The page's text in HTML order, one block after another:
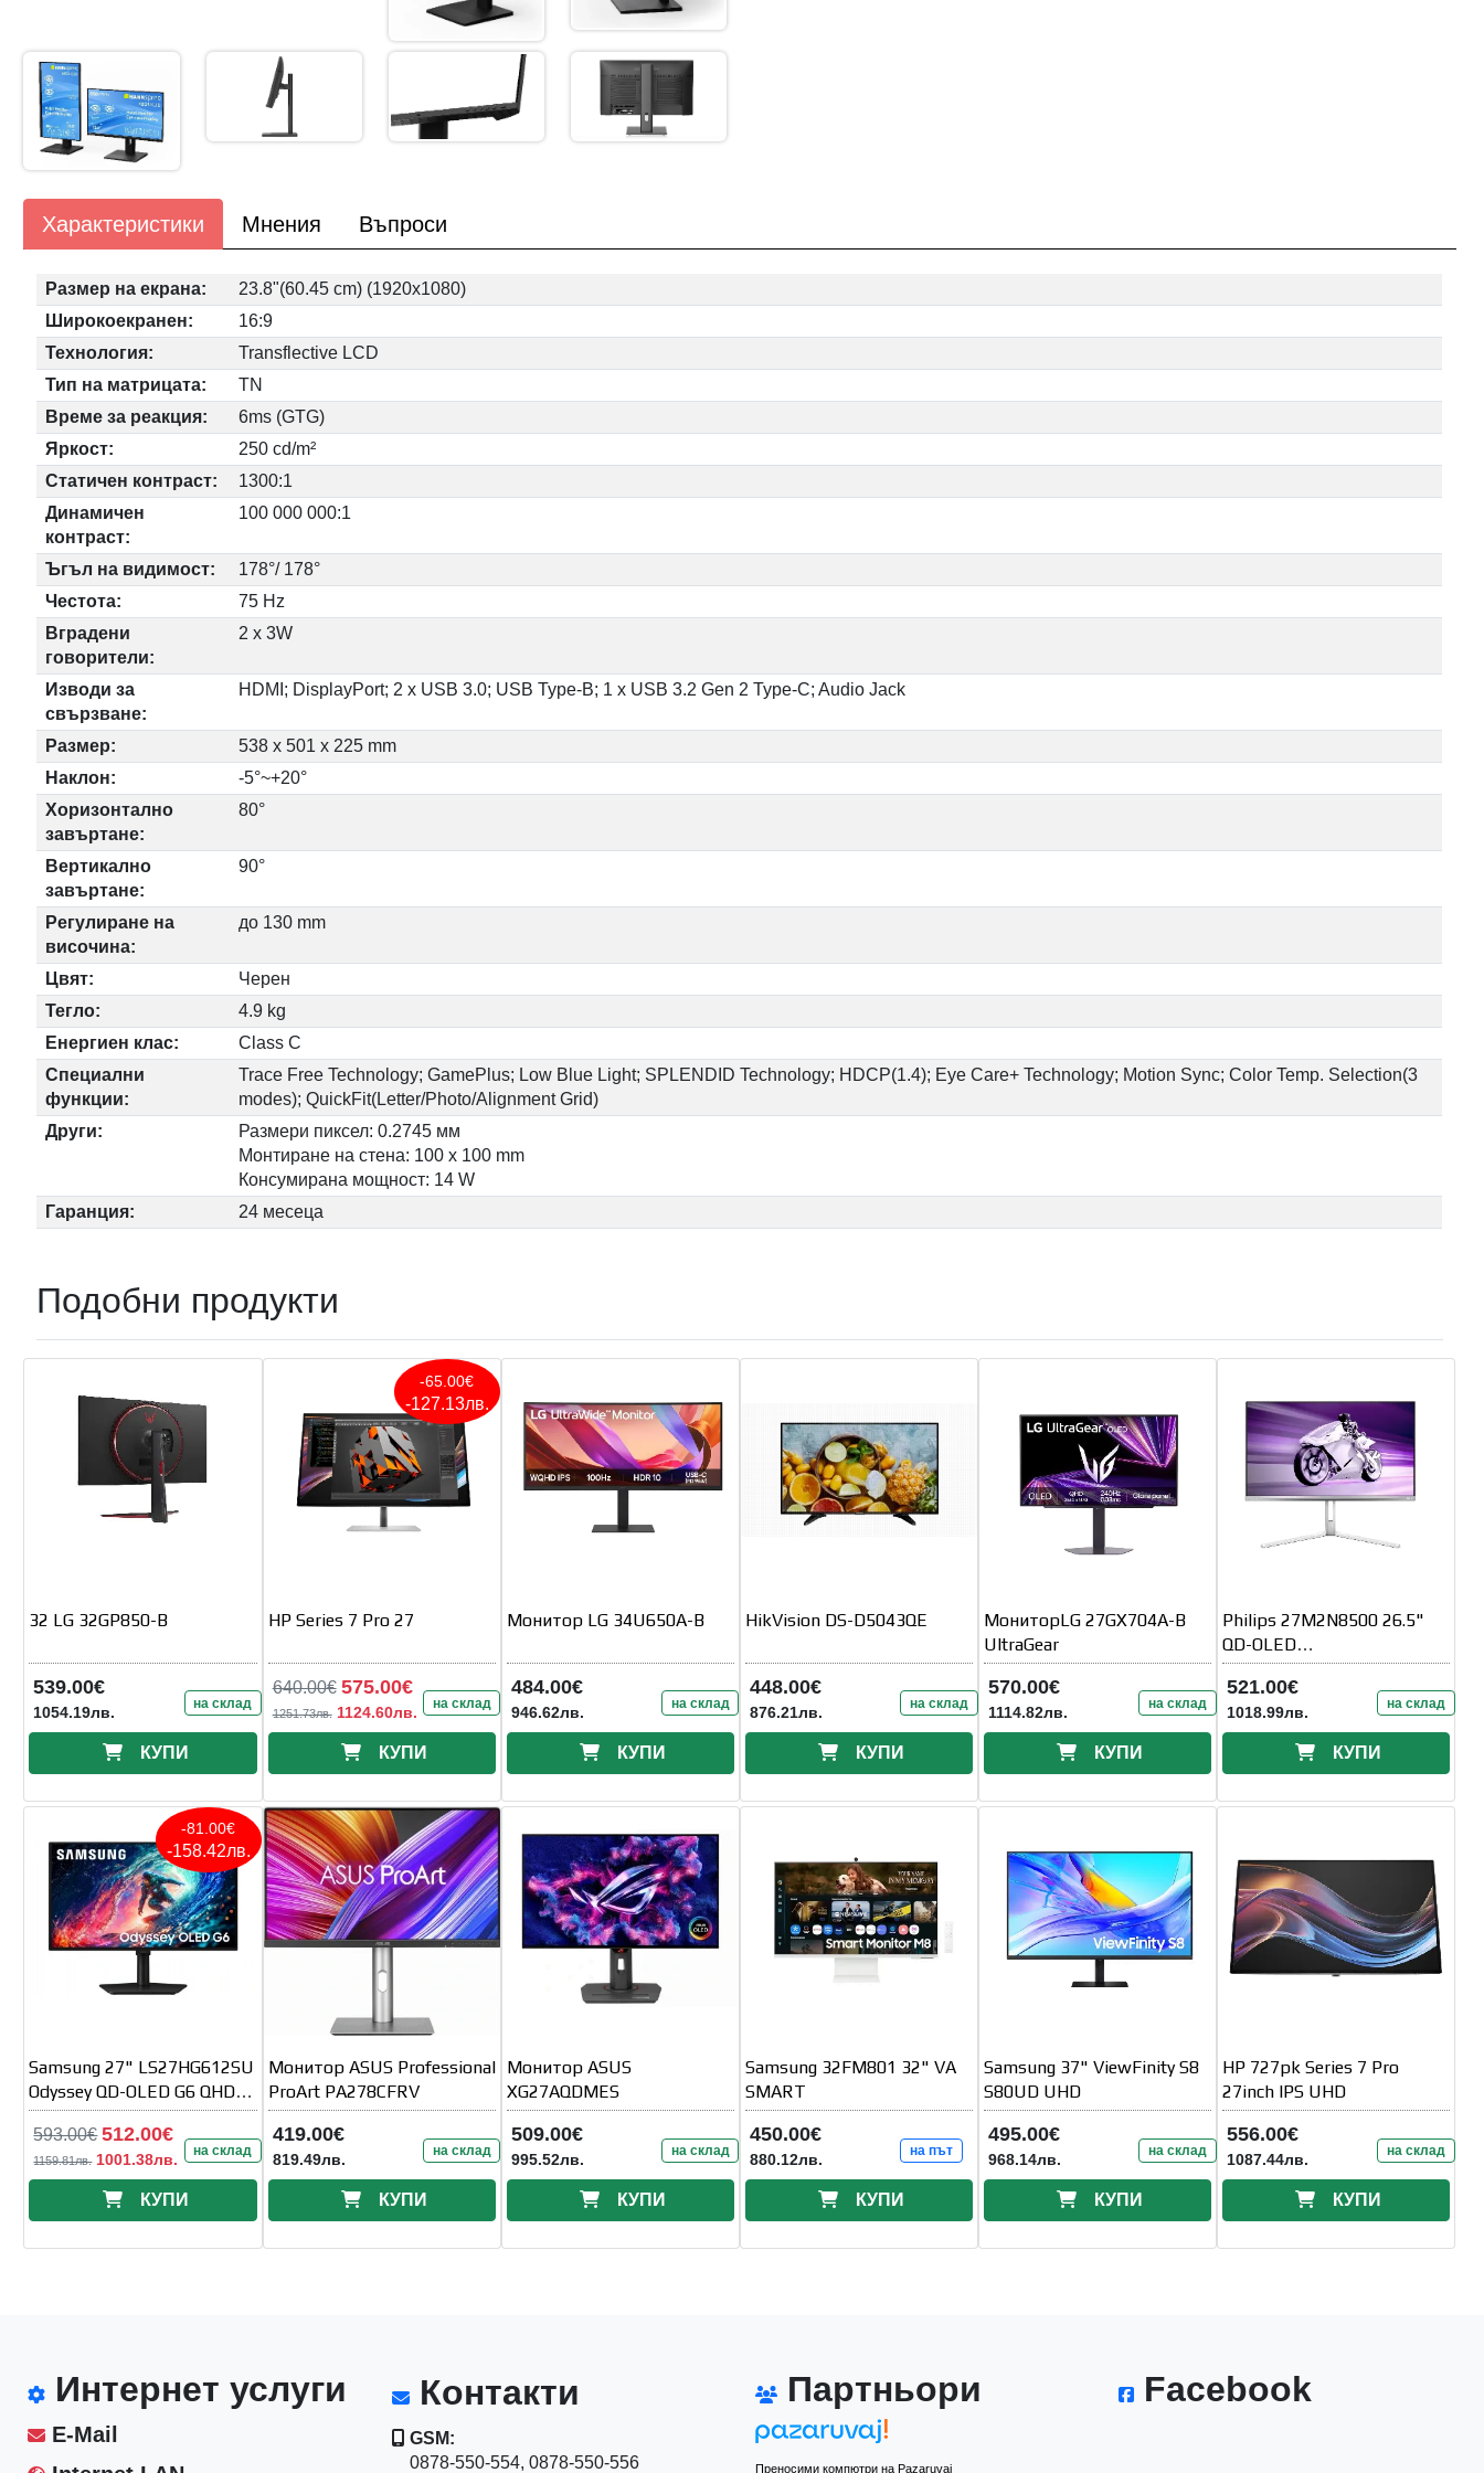
Характеристики Мнения Въпроси
Размер на екрана:
23.8"(60.45 cm) (1920x1080)
Широкоекранен:
16:9
Технология:
Transflective LCD
Тип на матрицата:
TN
Време за реакция:
6ms (GTG)
Яркост:
250 cd/m²
Статичен контраст:
1300:1
Динамичен
контраст:
100 000 000:1
Ъгъл на видимост:
178°/ 178°
Честота:
75 Hz
Вградени
говорители:
2 x 3W
Изводи за
свързване:
HDMI; DisplayPort; 2 x USB 3.0; USB Type-B; 1 x USB 3.2 Gen 2 Type-C; Audio Jack
Размер:
538 x 501 x 225 mm
Наклон:
-5°~+20°
Хоризонтално
завъртане:
80°
Вертикално
завъртане:
90°
Регулиране на
височина:
до 130 mm
Цвят:
Черен
Тегло:
4.9 kg
Енергиен клас:
Class C
Специални
функции:
Trace Free Technology; GamePlus; Low Blue Light; SPLENDID Technology; HDCP(1.4); Eye Care+ Technology; Motion Sync; Color Temp. Selection(3
modes); QuickFit(Letter/Photo/Alignment Grid)
Други:
Размери пиксел: 0.2745 мм
Монтиране на стена: 100 x 100 mm
Консумирана мощност: 14 W
Гаранция:
24 месеца
Подобни продукти
32 LG 32GP850-B
539.00€
1054.19лв. на склад
КУПИ
-65.00€
-127.13лв.
HP Series 7 Pro 27
640.00€ 575.00€
1251.73лв. 1124.60лв. на склад
КУПИ
Монитор LG 34U650A-B
484.00€
946.62лв. на склад
КУПИ
HikVision DS-D5043QE
448.00€
876.21лв. на склад
КУПИ
МониторLG 27GX704A-B
UltraGear
570.00€
1114.82лв. на склад
КУПИ
Philips 27M2N8500 26.5"
QD-OLED
2560x1440@360Hz
521.00€
1018.99лв. на склад
КУПИ
-81.00€
-158.42лв.
Samsung 27" LS27HG612SU
Odyssey QD-OLED G6 QHD
2560x1440 0.03ms 240Hz
Glare Free
593.00€ 512.00€
1159.81лв. 1001.38лв. на склад
КУПИ
Монитор ASUS Professional
ProArt PA278CFRV
419.00€
819.49лв. на склад
КУПИ
Монитор ASUS
XG27AQDMES
509.00€
995.52лв. на склад
КУПИ
Samsung 32FM801 32" VA
SMART
450.00€
880.12лв. на път
КУПИ
Samsung 37" ViewFinity S8
S80UD UHD
495.00€
968.14лв. на склад
КУПИ
HP 727pk Series 7 Pro
27inch IPS UHD
556.00€
1087.44лв. на склад
КУПИ
Интернет услуги
E-Mail
Контакти
GSM:
0878-550-554, 0878-550-556
Партньори
Преносими компютри на Pazaruvaj
Facebook